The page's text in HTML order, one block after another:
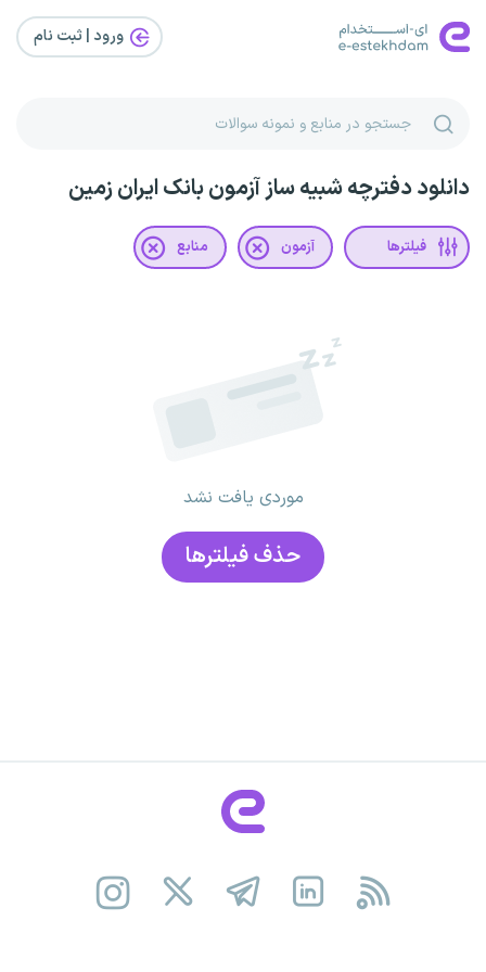
ورود | ثبت‌ نام
دانلود دفترچه شبیه ساز آزمون بانک ایران زمین
فیلترها آزمون منابع
موردی یافت نشد
حذف فیلتر‌ها